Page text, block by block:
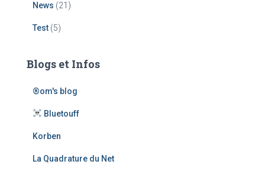
News (21)
Test (5)
Blogs et Infos
®om's blog
Bluetouff
Korben
La Quadrature du Net